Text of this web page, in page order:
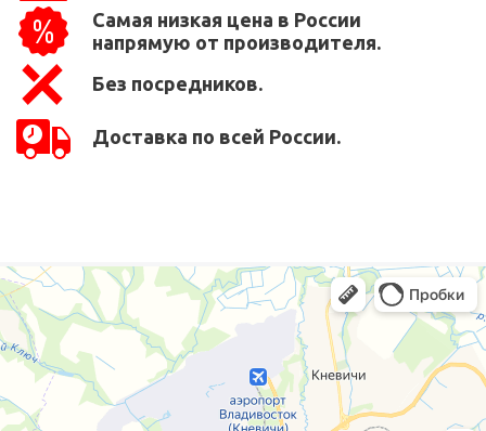
Самая низкая цена в России
напрямую от производителя.
Без посредников.
Доставка по всей России.